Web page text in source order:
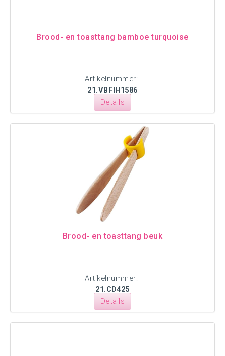
Brood- en toasttang bamboe turquoise
Artikelnummer:
21.VBFIH1586
Details
Brood- en toasttang beuk
Artikelnummer:
21.CD425
Details